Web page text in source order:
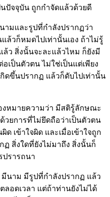
ปัจจุบัน ถูกกำจัดแล้วด้วยดี
ามและรูปที่กำลังปรากฏว่า
ล้วก็หมดไปเท่านั้นเอง ถ้าไม่รู้
ล้ว สิ่งนั้นจะละแล้วไหม ก็ยังมี
อเป็นตัวตน ไม่ใช่เป็นแต่เพียง
ดขึ้นปรากฏ แล้วก็ดับไปเท่านั้น
งหมายความว่า มีสติรู้ลักษณะ
วยการที่ไม่ยึดถือว่าเป็นตัวตน
ด เข้าใจผิด และเมื่อเข้าใจถูก
สิ่งใดที่ยังไม่มาถึง สิ่งนั้นก็
ปรารถนา
นาม มีรูปที่กำลังปรากฏ แล้ว
อดเวลา แต่ถ้าท่านยังไม่ได้